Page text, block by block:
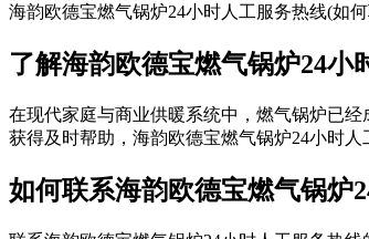
海韵欧德宝燃气锅炉24小时人工服务热线(如
了解海韵欧德宝燃气锅炉24小
在现代家庭与商业供暖系统中，燃气锅炉已
获得及时帮助，海韵欧德宝燃气锅炉24小时
如何联系海韵欧德宝燃气锅炉